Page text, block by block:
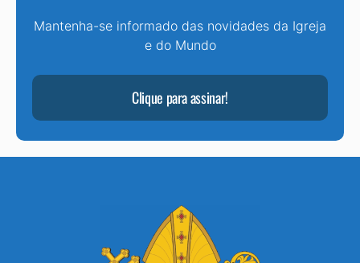
Mantenha-se informado das novidades da Igreja
e do Mundo
Clique para assinar!